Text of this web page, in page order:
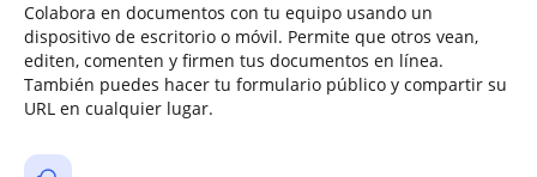
Colabora en documentos con tu equipo usando un
dispositivo de escritorio o móvil. Permite que otros vean,
editen, comenten y firmen tus documentos en línea.
También puedes hacer tu formulario público y compartir su
URL en cualquier lugar.